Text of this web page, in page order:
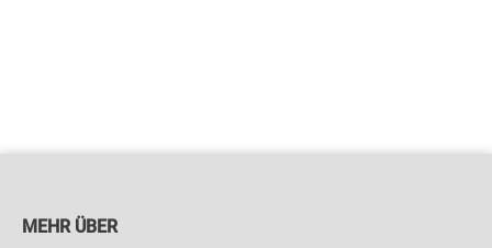
MEHR ÜBER